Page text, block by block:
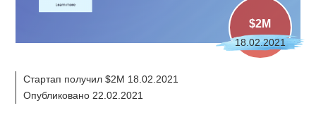
$2M
18.02.2021
Стартап получил $2M 18.02.2021
Опубликовано 22.02.2021